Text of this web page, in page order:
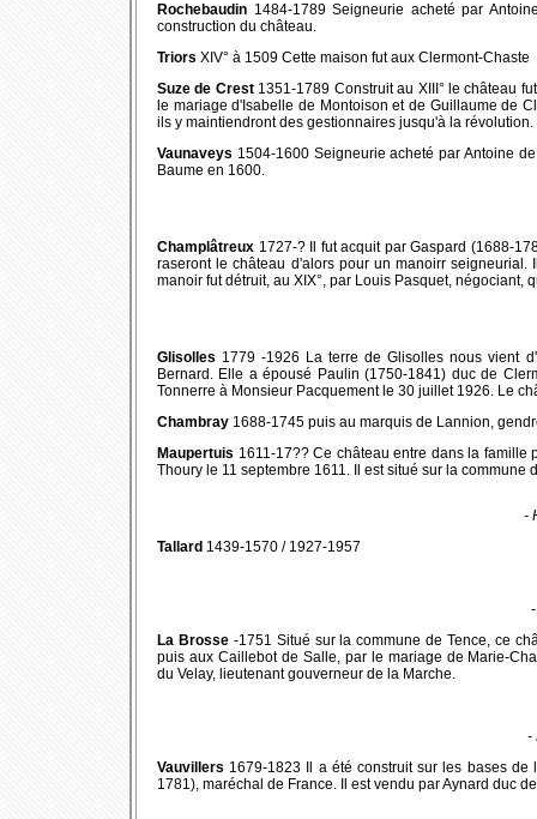
Rochebaudin 1484-1789 Seigneurie acheté par
construction du château.
Triors XIV° à 1509 Cette maison fut aux Clermont-Chaste
Suze de Crest 1351-1789 Construit au XIII° le château
le mariage d'Isabelle de Montoison et de Guillaume de
ils y maintiendront des gestionnaires jusqu'à la révolution.
Vaunaveys 1504-1600 Seigneurie acheté par Antoine
Baume en 1600.
Champlâtreux 1727-? Il fut acquit par Gaspard (1688-
raseront le château d'alors pour un manoirr
manoir fut détruit, au XIX°, par Louis Pasquet, négociant,
Glisolles 1779 -1926 La terre de Glisolles nous vient
Bernard. Elle a épousé Paulin (1750-1841) duc de
Tonnerre à Monsieur Pacquement le 30 juillet 1926. Le
Chambray 1688-1745 puis au marquis de Lannion,
Maupertuis 1611-17?? Ce château entre dans la
Thoury le 11 septembre 1611. Il est situé sur la commune
-
Tallard 1439-1570 / 1927-1957
La Brosse -1751 Situé sur la commune de Tence, ce
puis aux Caillebot de Salle, par le mariage de Marie-
du Velay, lieutenant gouverneur de la Marche.
-
Vauvillers 1679-1823 Il a été construit sur les bases
1781), maréchal de France. Il est vendu par Aynard duc